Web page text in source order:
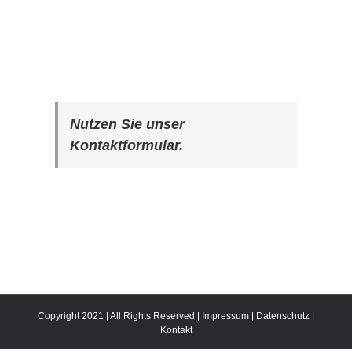
Nutzen Sie unser
Kontaktformular.
Copyright 2021 | All Rights Reserved | Impressum Datenschutz
Kontakt